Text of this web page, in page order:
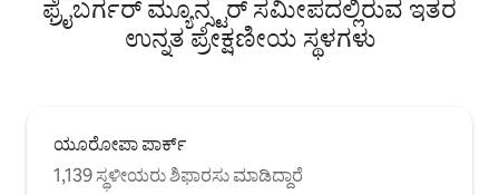
ಫ್ರೈಬರ್ಗರ್ ಮ್ಯೂನ್ಸ್ಟರ್ ಸಮೀಪದಲ್ಲಿರುವ ಇತರ
ಉನ್ನತ ಪ್ರೇಕ್ಷಣೀಯ ಸ್ಥಳಗಳು
ಯೂರೋಪಾ ಪಾರ್ಕ್
1,139 ಸ್ಥಳೀಯರು ಶಿಫಾರಸು ಮಾಡಿದ್ದಾರೆ